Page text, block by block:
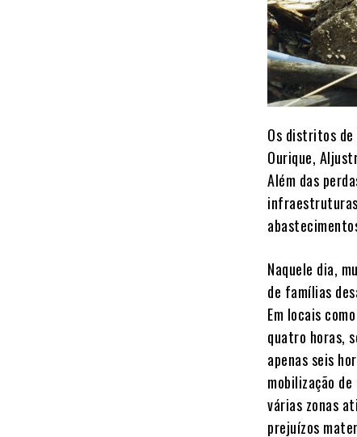
Os distritos de
Ourique,
Além das
Naquele dia,
de famílias
Em locais
quatro horas,
apenas seis
mobilização
várias zonas
prejuízos